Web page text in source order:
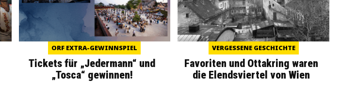
ORF EXTRA-GEWINNSPIEL
Tickets für „Jedermann“ und
„Tosca“ gewinnen!
VERGESSENE GESCHICHTE
Favoriten und Ottakring waren
die Elendsviertel von Wien